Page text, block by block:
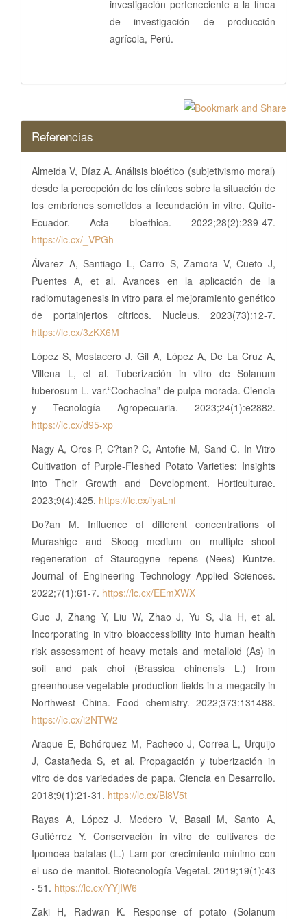
investigación perteneciente a la línea
de investigación de producción
agrícola, Perú.
Referencias
Almeida V, Díaz A. Análisis bioético (subjetivismo moral)
desde la percepción de los clínicos sobre la situación de
los embriones sometidos a fecundación in vitro. Quito-
Ecuador. Acta bioethica. 2022;28(2):239-47.
https://lc.cx/_VPGh-
Álvarez A, Santiago L, Carro S, Zamora V, Cueto J,
Puentes A, et al. Avances en la aplicación de la
radiomutagenesis in vitro para el mejoramiento genético
de portainjertos cítricos. Nucleus. 2023(73):12-7.
https://lc.cx/3zKX6M
López S, Mostacero J, Gil A, López A, De La Cruz A,
Villena L, et al. Tuberización in vitro de Solanum
tuberosum L. var.“Cochacina” de pulpa morada. Ciencia
y Tecnología Agropecuaria. 2023;24(1):e2882.
https://lc.cx/d95-xp
Nagy A, Oros P, C?tan? C, Antofie M, Sand C. In Vitro
Cultivation of Purple-Fleshed Potato Varieties: Insights
into Their Growth and Development. Horticulturae.
2023;9(4):425. https://lc.cx/iyaLnf
Do?an M. Influence of different concentrations of
Murashige and Skoog medium on multiple shoot
regeneration of Staurogyne repens (Nees) Kuntze.
Journal of Engineering Technology Applied Sciences.
2022;7(1):61-7. https://lc.cx/EEmXWX
Guo J, Zhang Y, Liu W, Zhao J, Yu S, Jia H, et al.
Incorporating in vitro bioaccessibility into human health
risk assessment of heavy metals and metalloid (As) in
soil and pak choi (Brassica chinensis L.) from
greenhouse vegetable production fields in a megacity in
Northwest China. Food chemistry. 2022;373:131488.
https://lc.cx/i2NTW2
Araque E, Bohórquez M, Pacheco J, Correa L, Urquijo
J, Castañeda S, et al. Propagación y tuberización in
vitro de dos variedades de papa. Ciencia en Desarrollo.
2018;9(1):21-31. https://lc.cx/Bl8V5t
Rayas A, López J, Medero V, Basail M, Santo A,
Gutiérrez Y. Conservación in vitro de cultivares de
Ipomoea batatas (L.) Lam por crecimiento mínimo con
el uso de manitol. Biotecnología Vegetal. 2019;19(1):43
- 51. https://lc.cx/YYjIW6
Zaki H, Radwan K. Response of potato (Solanum